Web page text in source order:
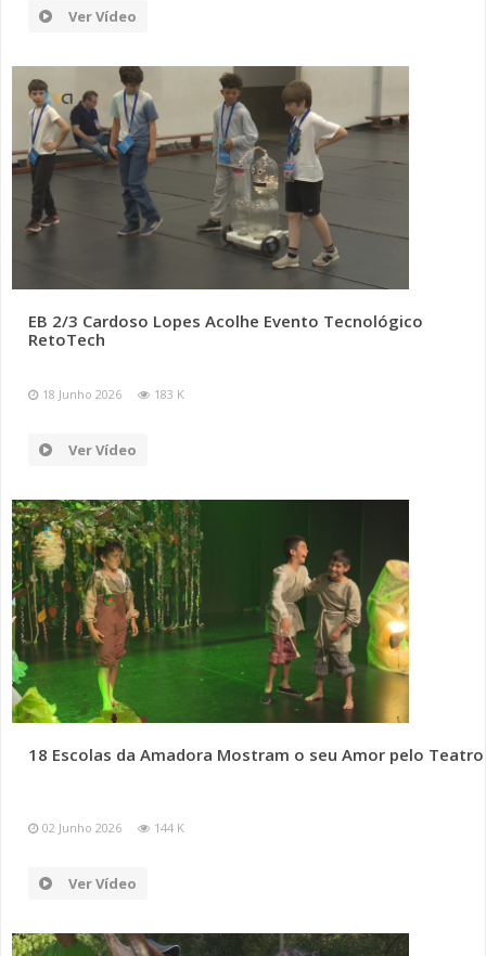
Ver Vídeo
EB 2/3 Cardoso Lopes Acolhe Evento Tecnológico
RetoTech
18 Junho 2026 183 K
Ver Vídeo
18 Escolas da Amadora Mostram o seu Amor pelo Teatro
02 Junho 2026 144 K
Ver Vídeo